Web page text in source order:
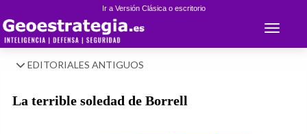
Ir a Versión Clásica o escritorio
Toggle
EDITORIALES ANTIGUOS
La terrible soledad de Borrell